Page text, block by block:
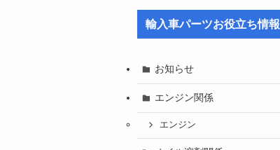
輸入車パーツお役立ち情報
お知らせ
エンジン関係
エンジン